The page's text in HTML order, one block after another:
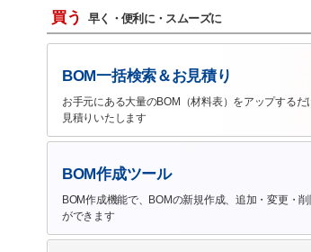
買う 早く・便利に・スムーズに
BOM一括検索＆お見積り
お手元にある大量のBOM（材料表）をアップするだ
見積りいたします
BOM作成ツール
BOM作成機能で、BOMの新規作成、追加・変更・
ができます